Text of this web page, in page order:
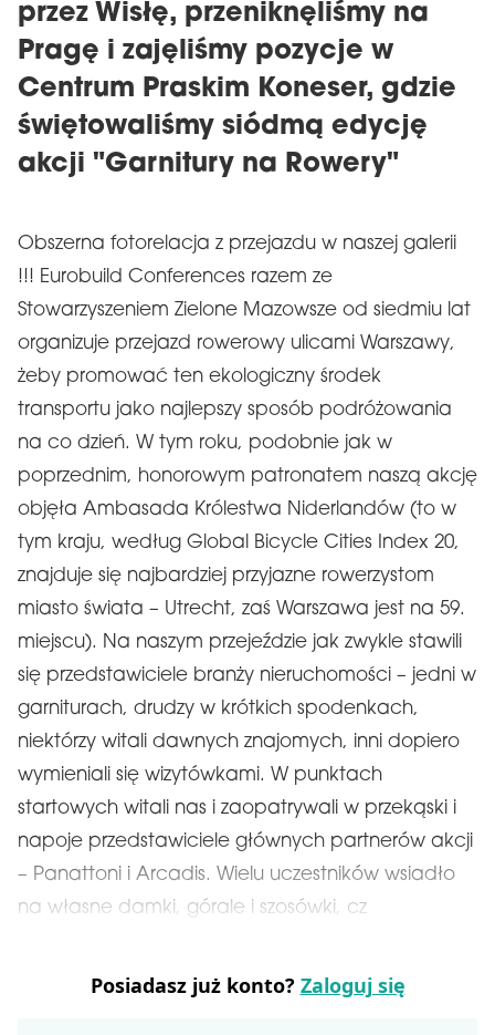
przez Wisłę, przeniknęliśmy na
Pragę i zajęliśmy pozycje w
Centrum Praskim Koneser, gdzie
świętowaliśmy siódmą edycję
akcji "Garnitury na Rowery"
Obszerna fotorelacja z przejazdu w naszej galerii
!!! Eurobuild Conferences razem ze
Stowarzyszeniem Zielone Mazowsze od siedmiu lat
organizuje przejazd rowerowy ulicami Warszawy,
żeby promować ten ekologiczny środek
transportu jako najlepszy sposób podróżowania
na co dzień. W tym roku, podobnie jak w
poprzednim, honorowym patronatem naszą akcję
objęła Ambasada Królestwa Niderlandów (to w
tym kraju, według Global Bicycle Cities Index 20,
znajduje się najbardziej przyjazne rowerzystom
miasto świata – Utrecht, zaś Warszawa jest na 59.
miejscu). Na naszym przejeździe jak zwykle stawili
się przedstawiciele branży nieruchomości – jedni w
garniturach, drudzy w krótkich spodenkach,
niektórzy witali dawnych znajomych, inni dopiero
wymieniali się wizytówkami. W punktach
startowych witali nas i zaopatrywali w przekąski i
napoje przedstawiciele głównych partnerów akcji
– Panattoni i Arcadis. Wielu uczestników wsiadło
na własne damki, górale i szosówki, cz
Posiadasz już konto? Zaloguj się